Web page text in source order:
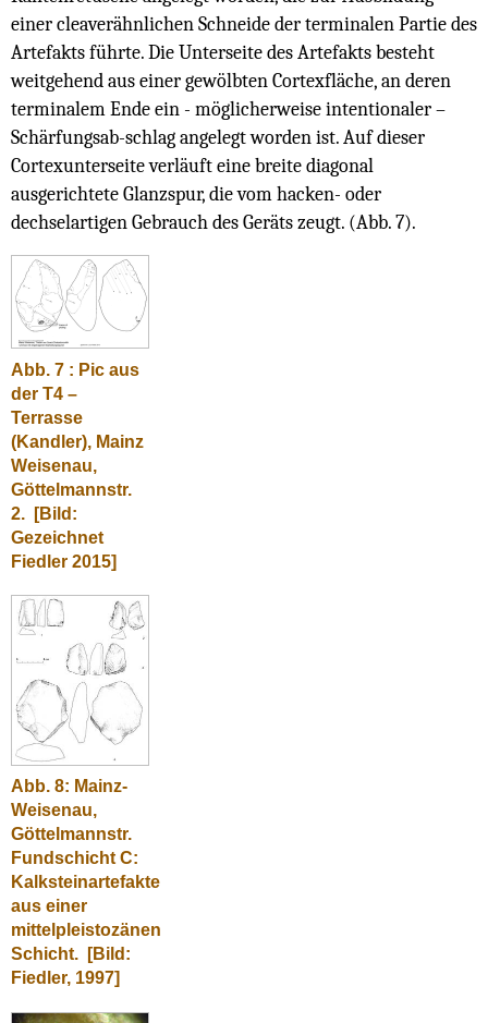
einer cleaverähnlichen Schneide der terminalen Partie des
Artefakts führte. Die Unterseite des Artefakts besteht
weitgehend aus einer gewölbten Cortexfläche, an deren
terminalem Ende ein - möglicherweise intentionaler –
Schärfungsab-schlag angelegt worden ist. Auf dieser
Cortexunterseite verläuft eine breite diagonal
ausgerichtete Glanzspur, die vom hacken- oder
dechselartigen Gebrauch des Geräts zeugt. (Abb. 7).
Abb. 7 : Pic aus
der T4 –
Terrasse
(Kandler), Mainz
Weisenau,
Göttelmannstr.
2.
[Bild:
Gezeichnet
Fiedler 2015]
Abb. 8: Mainz-
Weisenau,
Göttelmannstr.
Fundschicht C:
Kalksteinartefakte
aus einer
mittelpleistozänen
Schicht.
[Bild:
Fiedler, 1997]